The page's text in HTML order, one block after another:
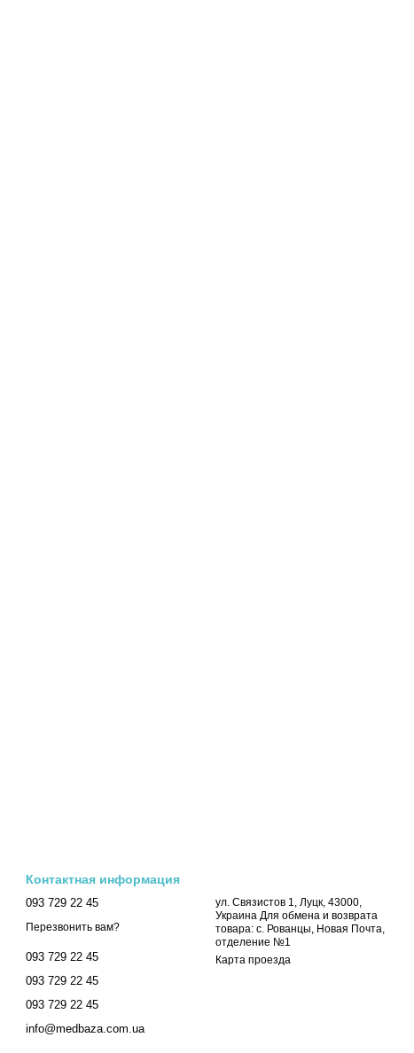
Контактная информация
093 729 22 45
Перезвонить вам?
093 729 22 45
093 729 22 45
093 729 22 45
info@medbaza.com.ua
ул. Связистов 1, Луцк, 43000,
Украина Для обмена и возврата
товара: с. Рованцы, Новая Почта,
отделение №1
Карта проезда